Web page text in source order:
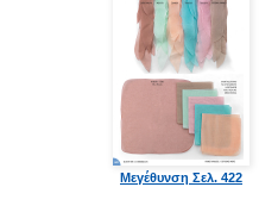
Μεγέθυνση Σελ. 422